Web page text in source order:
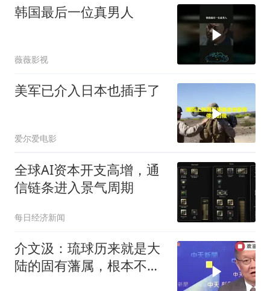
韩国最后一位真男人
薇薇影视
美军已介入日本也插手了
爱尔爱电影
全球AI资本开支高增，通
信链条进入景气周期
每日经济新闻
介文汲：琉球历来就是大
陆的固有藩属，根本不是